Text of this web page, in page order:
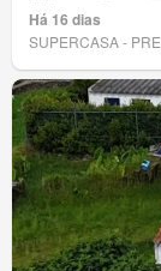
Há 16 dias
SUPERCASA -